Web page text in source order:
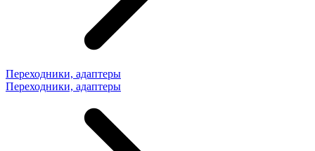
Переходники, адаптеры
Переходники, адаптеры